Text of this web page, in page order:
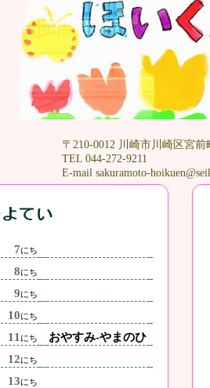
〒210-0012 川崎市川崎区宮
TEL 044-272-9211
E-mail sakuramoto-
7にち
8にち
9にち
10にち
11 にち
おやすみ-やまのひ
12にち
13にち